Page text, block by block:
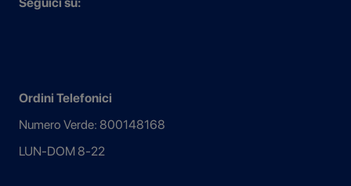
Ordini Telefonici
Numero Verde: 800148168
LUN-DOM 8-22